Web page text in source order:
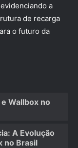
a
de recarga
o futuro da
Wallbox no
A Evolução
no Brasil